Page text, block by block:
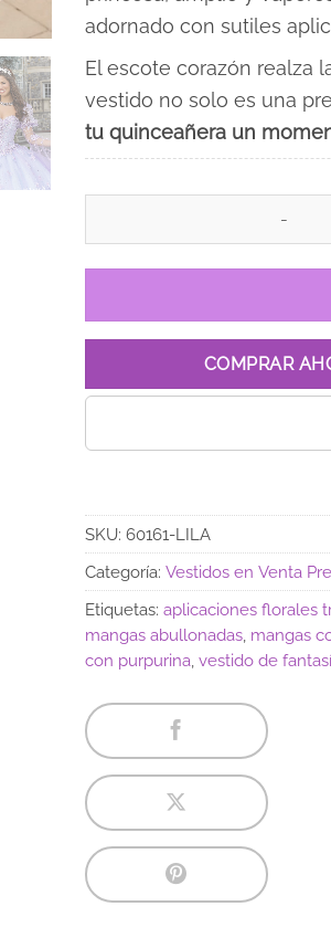
adornado con sutiles
El escote corazón realza
vestido no solo es una
tu quinceañera un
Vestido de 15 años Serena
COMPRAR
SKU: 60161-LILA
Categoría: Vestidos en Venta
Etiquetas: aplicaciones florales
mangas abullonadas mangas
con purpurina vestido de